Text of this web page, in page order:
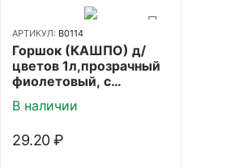
АРТИКУЛ: В0114
Горшок (КАШПО) д/
цветов 1л,прозрачный
фиолетовый, с
поддоном
В наличии
29.20 ₽